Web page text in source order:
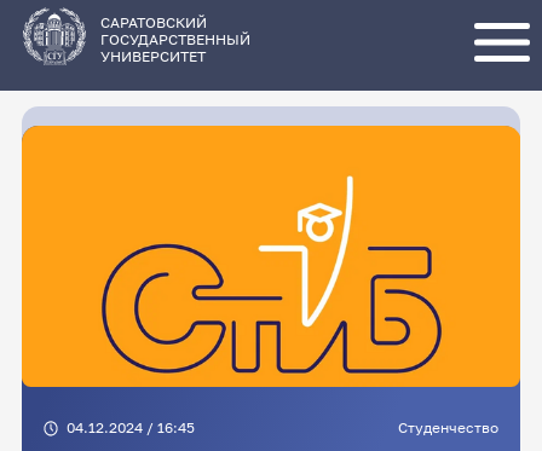
основному
содержанию
САРАТОВСКИЙ
ГОСУДАРСТВЕННЫЙ
УНИВЕРСИТЕТ
04.12.2024 / 16:45 Студенчество